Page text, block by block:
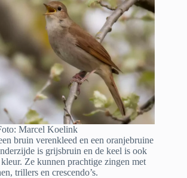
Marcel Koelink
bruin verenkleed en een oranjebruine
is grijsbruin en de keel is ook
Ze kunnen prachtige zingen met
trillers en crescendo’s.